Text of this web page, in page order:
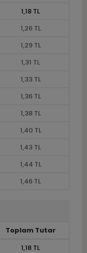
1,18 TL
1,26 TL
1,29 TL
1,31 TL
1,33 TL
1,36 TL
1,38 TL
1,40 TL
1,43 TL
1,44 TL
1,46 TL
Toplam Tutar
1,18 TL